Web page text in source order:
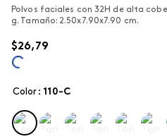
Polvos faciales con 32H de alta
g. Tamaño: 2.50x7.90x7.90 cm.
$26,79
Color : 110-c